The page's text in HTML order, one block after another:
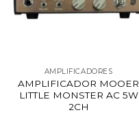
AMPLIFICADORES
AMPLIFICADOR MOOER
LITTLE MONSTER AC 5W
2CH